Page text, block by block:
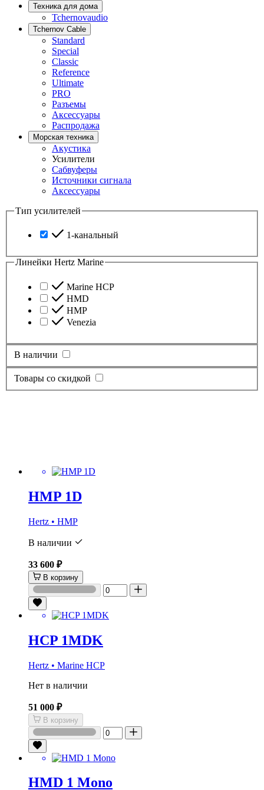
Техника для дома
Tchernovaudio
Tchernov Cable
Standard
Special
Classic
Reference
Ultimate
PRO
Разъемы
Аксессуары
Распродажа
Морская техника
Акустика
Усилители
Сабвуферы
Источники сигнала
Аксессуары
Тип усилителей
1-канальный
Линейки Hertz Marine
Marine HCP
HMD
HMP
Venezia
В наличии
Товары со скидкой
HMP 1D
Hertz • HMP
В наличии
33 600 ₽
В корзину
HCP 1MDK
Hertz • Marine HCP
Нет в наличии
51 000 ₽
В корзину
HMD 1 Mono